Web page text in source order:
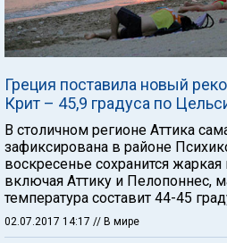
Греция поставила новый
Крит – 45,9 градуса по
В столичном регионе Аттика
зафиксирована в районе
воскресенье сохранится
включая Аттику и Пелопоннес,
температура составит 44-45
02.07.2017 14:17 // В мире